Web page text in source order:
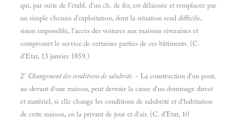
qui, par suite de l'établ. d'un ch. de fer, est délaissée et remplacée par
un simple chemin d'exploitation, dont la situation rend difficile,
sinon impossible, l'accès des voitures aux maisons riveraines et
compromet le service.de certaines parties de ces bâtiments. (C.
d'Etat, 13 janvier 1859.)
2° Changement des conditions de salubrité. - La construction d'un pont,
au-devant d'une maison, peut devenir la cause d'un dommage direct
et matériel, si elle change les conditions de salubrité et d'habitation
de cette maison, en la privant de jour et d'air. (C. d'Etat, 10